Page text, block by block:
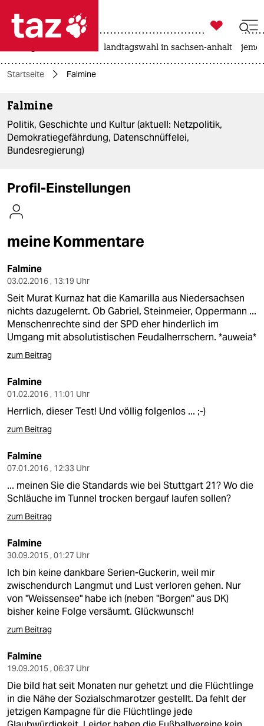
 taz zahl ich
themen
politik
gesellschaft
kultur
sport
berlin
nord
wahrheit
verlag
veranstaltungen
shop
fragen & hilfe
unterstützen
abo

taz zahl ich
landtagswahl in sachsen-anhalt
Startseite Falmine
Falmine
Politik, Geschichte und Kultur (aktuell: Netzpolitik,
Demokratiegefährdung, Datenschnüffelei,
Bundesregierung)
Profil-Einstellungen
meine Kommentare
Falmine
03.02.2016 , 13:19 Uhr
Seit Murat Kurnaz hat die Kamarilla aus Niedersachsen
nichts dazugelernt. Ob Gabriel, Steinmeier, Oppermann ...
Menschenrechte sind der SPD eher hinderlich im
Umgang mit absolutistischen Feudalherrschern. *auweia*
zum Beitrag
Falmine
01.02.2016 , 11:01 Uhr
Herrlich, dieser Test! Und völlig folgenlos ... ;-)
zum Beitrag
Falmine
07.01.2016 , 12:33 Uhr
... meinen Sie die Standards wie bei Stuttgart 21? Wo die
Schläuche im Tunnel trocken bergauf laufen sollen?
zum Beitrag
Falmine
30.09.2015 , 01:27 Uhr
Ich bin keine dankbare Serien-Guckerin, weil mir
zwischendurch Langmut und Lust verloren gehen. Nur
von "Weissensee" habe ich (neben "Borgen" aus DK)
bisher keine Folge versäumt. Glückwunsch!
zum Beitrag
Falmine
19.09.2015 , 06:37 Uhr
Die bild hat seit Monaten nur gehetzt und die Flüchtlinge
in die Nähe der Sozialschmarotzer gestellt. Da fehlt der
jetzigen Kampagne für die Flüchtlinge jede